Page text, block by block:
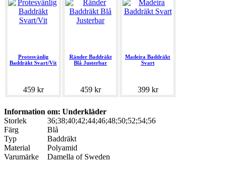
Protesvänlig
Baddräkt Svart/Vit
459 kr
Ränder Baddräkt
Blå Justerbar
459 kr
Madeira Baddräkt
Svart
399 kr
Information om: Underkläder
Storlek
36;38;40;42;44;46;48;50;52;54;56
Färg
Blå
Typ
Baddräkt
Material
Polyamid
Varumärke
Damella of Sweden